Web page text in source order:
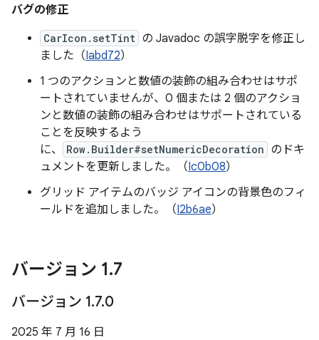
バグの修正
CarIcon.setTint の Javadoc の誤字脱字を修正し
ました（Iabd72）
1 つのアクションと数値の装飾の組み合わせはサポ
ートされていませんが、0 個または 2 個のアクショ
ンと数値の装飾の組み合わせはサポートされている
ことを反映するよう
に、
Row.Builder#setNumericDecoration のドキ
ュメントを更新しました。（Ic0b08）
グリッド アイテムのバッジ アイコンの背景色のフィ
ールドを追加しました。（I2b6ae）
バージョン 1.7
バージョン 1.7.0
2025 年 7 月 16 日